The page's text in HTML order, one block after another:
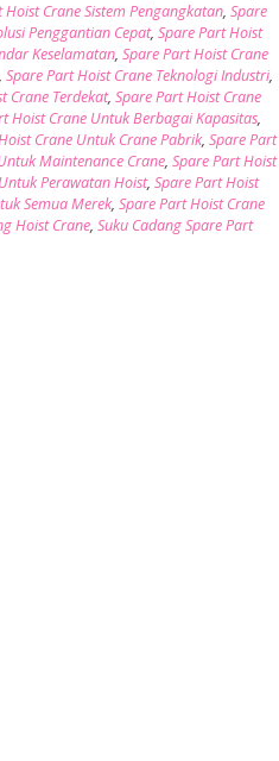
Hoist Crane Sistem Pengangkatan,Spare
Penggantian Cepat,Spare Part Hoist
Keselamatan,Spare Part Hoist Crane
,Spare Part Hoist Crane Teknologi Industri,
Crane Terdekat,Spare Part Hoist Crane
Hoist Crane Untuk Berbagai Kapasitas,
Crane Untuk Crane Pabrik,Spare Part
Maintenance Crane,Spare Part Hoist
Perawatan Hoist,Spare Part Hoist
Semua Merek,Spare Part Hoist Crane
Hoist Crane,Suku Cadang Spare Part